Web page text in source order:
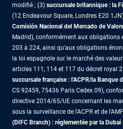
modifié ; (3) succursale britannique : la
(12 Endeavour Square, Londres E20
Comisión Nacional del Mercado de
Madrid), conformément aux obligations
203 à 224, ainsi qu'aux obligations
la loi espagnole sur le marché des
articles 111, 114 et 117 du décret royal
succursale française : l'ACPR/la Banque
CS 92459, 75436 Paris Cedex 09),
directive 2014/65/UE concernant les
sous la surveillance de l'ACPR et de
(DIFC Branch) : réglementée par la